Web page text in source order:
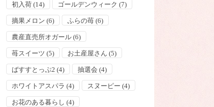
初入荷 (14) ゴールデンウィーク (7)
摘果メロン (6) ふらの苺 (6)
農産直売所オガール (6)
苺スイーツ (5) お土産屋さん (5)
ばすすとっぷ2 (4) 抽選会 (4)
ホワイトアスパラ (4) スヌーピー (4)
お花のある暮らし (4)